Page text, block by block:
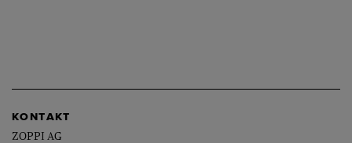
KONTAKT
ZOPPI AG